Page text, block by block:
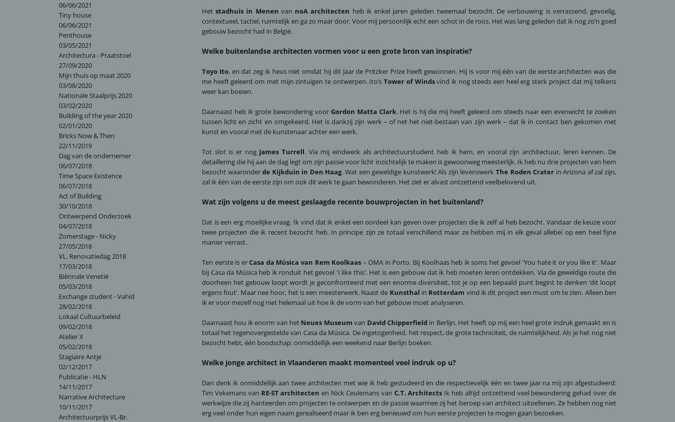
06/06/2021
Tiny house
06/06/2021
Penthouse
03/05/2021
Architectura - Praatstoel
27/09/2020
Mijn thuis op maat 2020
03/08/2020
Nationale Staalprijs 2020
03/02/2020
Building of the year 2020
02/01/2020
Bricks Now & Then
22/11/2019
Dag van de ondernemer
06/07/2018
Time Space Existence
06/07/2018
Act of Building
30/10/2018
Ontwerpend Onderzoek
04/07/2018
Zomerstage - Nicky
27/05/2018
VL. Renovatiedag 2018
17/03/2018
Biënnale Venetië
05/03/2018
Exchange student - Vahid
28/02/2018
Lokaal Cultuurbeleid
09/02/2018
Atelier X
05/02/2018
Stagiaire Antje
02/12/2017
Publicatie - HLN
14/11/2017
Narrative Architecture
10/11/2017
Architectuurprijs VL-Br.
Hetstadhuis in Menen van noA architecten heb ik enkel jaren geleden tweemaal bezocht. De verbouwing is verrassend, gevoelig,
contextueel, tactiel, ruimtelijk en ga zo maar door. Voor mij persoonlijk echt een schot in de roos. Het was lang geleden dat ik nog zo’n goed
gebouw bezocht had in België.
Welke buitenlandse architecten vormen voor u een grote bron van inspiratie?
Toyo Ito, en dat zeg ik heus niet omdat hij dit jaar de Pritzker Prize heeft gewonnen. Hij is voor mij één van de eerste architecten was die
me heeft geleerd om met mijn zintuigen te ontwerpen. Ito’sTower of Windsvind ik nog steeds een heel erg sterk project dat mij telkens
weer kan boeien.
Daarnaast heb ik grote bewondering voor Gordon Matta Clark. Het is hij die mij heeft geleerd om steeds naar een evenwicht te zoeken
tussen licht en zicht en omgekeerd. Het is dankzij zijn werk – of net het niet-bestaan van zijn werk – dat ik in contact ben gekomen met
kunst en vooral met de kunstenaar achter een werk.
Tot slot is er nog James Turrell. Via mij eindwerk als architectuurstudent heb ik hem, en vooral zijn architectuur, leren kennen. De
detaillering die hij aan de dag legt om zijn passie voor licht inzichtelijk te maken is gewoonweg meesterlijk. Ik heb nu drie projecten van hem
bezocht waaronderde Kijkduin in Den Haag. Wat een geweldige kunstwerk! Als zijn levenswerkThe Roden Crater in Arizona af zal zijn,
zal ik één van de eerste zijn om ook dit werk te gaan bewonderen. Het ziet er alvast ontzettend veelbelovend uit.
Wat zijn volgens u de meest geslaagde recente bouwprojecten in het buitenland?
Dat is een erg moeilijke vraag. Ik vind dat ik enkel een oordeel kan geven over projecten die ik zelf al heb bezocht. Vandaar de keuze voor
twee projecten die ik recent bezocht heb. In principe zijn ze totaal verschillend maar ze hebben mij in elk geval allebei op een heel fijne
manier verrast.
Ten eerste is erCasa da Música van Rem Koolkaas – OMA in Porto. Bij Koolhaas heb ik soms het gevoel 'You hate it or you like it'. Maar
bij Casa da Música heb ik ronduit het gevoel 'I like this'. Het is een gebouw dat ik heb moeten leren ontdekken. Via de geweldige route die
doorheen het gebouw loopt wordt je geconfronteerd met een enorme diversiteit, tot je op een bepaald punt begint te denken ‘dit loopt
ergens fout’. Maar nee hoor, het is een meesterwerk. Naast de Kunsthal in Rotterdam vind ik dit project een must om te zien. Alleen ben
ik er voor mezelf nog niet helemaal uit hoe ik de vorm van het gebouw moet analyseren.
Daarnaast hou ik enorm van het Neues Museum van David Chipperfieldin Berlijn. Het heeft op mij een heel grote indruk gemaakt en is
totaal het tegenovergestelde van Casa da Música. De ingetogenheid, het respect, de grote techniciteit, de ruimtelijkheid. Als je het nog niet
bezocht hebt, één boodschap: onmiddellijk een weekend naar Berlijn boeken.
Welke jonge architect in Vlaanderen maakt momenteel veel indruk op u?
Dan denk ik onmiddellijk aan twee architecten met wie ik heb gestudeerd en die respectievelijk één en twee jaar na mij zijn afgestudeerd:
Tim Vekemans van RE-ST architecten en Nick Ceulemans van C.T. Architects Ik heb altijd ontzettend veel bewondering gehad over de
werkwijze die zij hanteerden om projecten te ontwerpen en de passie waarmee zij het beroep van architect uitoefenen. Ze hebben nog niet
erg veel onder hun eigen naam gerealiseerd maar ik ben erg benieuwd om hun eerste projecten te mogen gaan bezoeken.